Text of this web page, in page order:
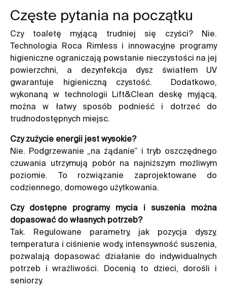
Częste pytania na początku
Czy toaletę myjącą trudniej się czyści? Nie.
Technologia Roca Rimless i innowacyjne programy
higieniczne ograniczają powstanie nieczystości na jej
powierzchni, a dezynfekcja dysz światłem UV
gwarantuje higieniczną czystość. Dodatkowo,
wykonaną w technologii Lift&Clean deskę myjącą,
można w łatwy sposób podnieść i dotrzeć do
trudnodostępnych miejsc.
Czy zużycie energii jest wysokie?
Nie. Podgrzewanie „na żądanie” i tryb oszczędnego
czuwania utrzymują pobór na najniższym możliwym
poziomie. To rozwiązanie zaprojektowane do
codziennego, domowego użytkowania.
Czy dostępne programy mycia i suszenia można
dopasować do własnych potrzeb?
Tak. Regulowane parametry, jak pozycja dyszy,
temperatura i ciśnienie wody, intensywność suszenia,
pozwalają dopasować działanie do indywidualnych
potrzeb i wrażliwości. Docenią to dzieci, dorośli i
seniorzy.